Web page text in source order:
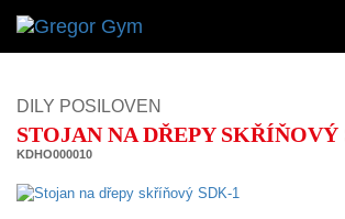
DILY POSILOVEN
STOJAN NA DŘEPY SKŘÍŇOVÝ
KDHO000010